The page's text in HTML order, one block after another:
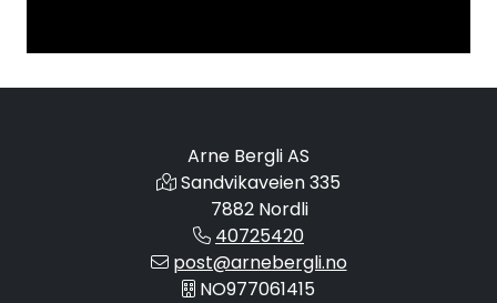
Arne Bergli AS
Sandvikaveien 335
7882 Nordli
40725420
post@arnebergli.no
NO977061415